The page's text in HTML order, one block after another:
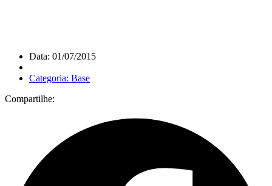
Data: 01/07/2015
Categoria: Base
Compartilhe: